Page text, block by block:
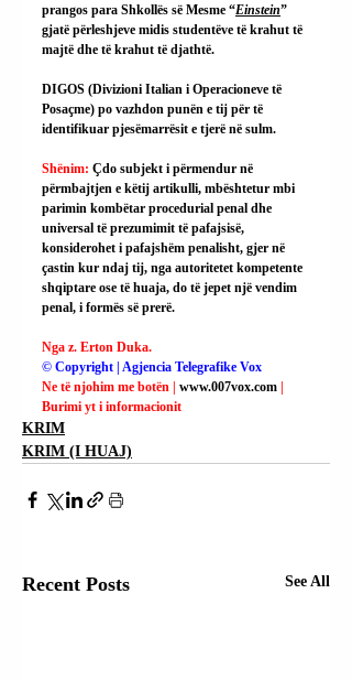
prangos para Shkollës së Mesme “Einstein”
gjatë përleshjeve midis studentëve të krahut të
majtë dhe të krahut të djathtë.
DIGOS (Divizioni Italian i Operacioneve të
Posaçme) po vazhdon punën e tij për të
identifikuar pjesëmarrësit e tjerë në sulm.
Shënim: Çdo subjekt i përmendur në
përmbajtjen e këtij artikulli, mbështetur mbi
parimin kombëtar procedurial penal dhe
universal të prezumimit të pafajsisë,
konsiderohet i pafajshëm penalisht, gjer në
çastin kur ndaj tij, nga autoritetet kompetente
shqiptare ose të huaja, do të jepet një vendim
penal, i formës së prerë.
Nga z. Erton Duka.
© Copyright | Agjencia Telegrafike Vox
Ne të njohim me botën | www.007vox.com |
Burimi yt i informacionit
KRIM
KRIM (I HUAJ)
Recent Posts See All